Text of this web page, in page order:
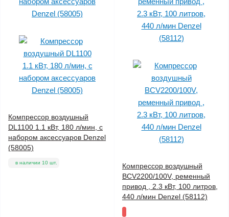
Компрессор воздушный
DL1100 1.1 кВт, 180 л/мин, с
набором аксессуаров Denzel
(58005)
в наличии 10 шт.
Компрессор воздушный
BCV2200/100V, ременный
привод , 2.3 кВт, 100 литров,
440 л/мин Denzel (58112)